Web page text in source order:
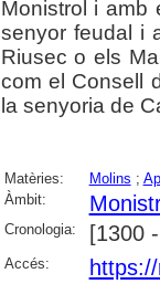
Monistrol i amb
senyor feudal i
Riusec o els
com el Consell
la senyoria de
Matèries: Molins ;
Àmbit:
Cronologia: [1300
Accés: